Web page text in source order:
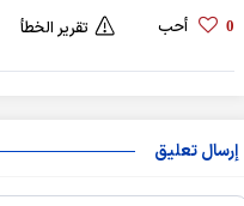
0 أحب تقرير الخطأ
إرسال تعليق